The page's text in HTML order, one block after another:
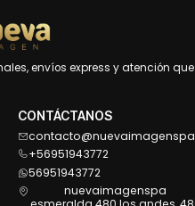
envíos express y atención
CONTÁCTANOS
+56951943772
56951943772
nuevaimagenspa